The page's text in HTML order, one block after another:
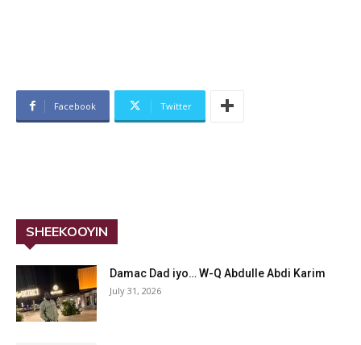
Facebook Twitter
SHEEKOOYIN
Damac Dad iyo… W-Q Abdulle Abdi Karim
July 31, 2026